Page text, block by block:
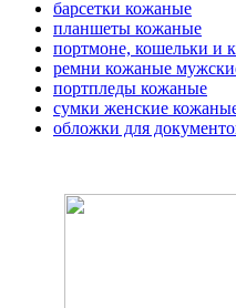
барсетки кожаные
планшеты кожаные
портмоне, кошельки и
ремни кожаные
портпледы кожаные
сумки женские
обложки для